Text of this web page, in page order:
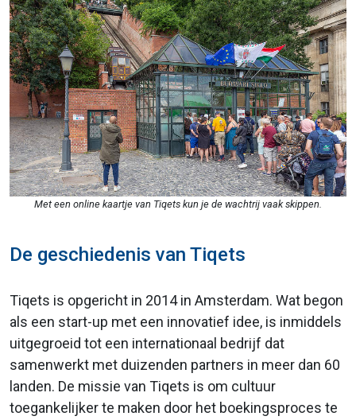
Met een online kaartje van Tiqets kun je de wachtrij vaak skippen.
De geschiedenis van Tiqets
Tiqets is opgericht in 2014 in Amsterdam. Wat begon
als een start-up met een innovatief idee, is inmiddels
uitgegroeid tot een internationaal bedrijf dat
samenwerkt met duizenden partners in meer dan 60
landen. De missie van Tiqets is om cultuur
toegankelijker te maken door het boekingsproces te